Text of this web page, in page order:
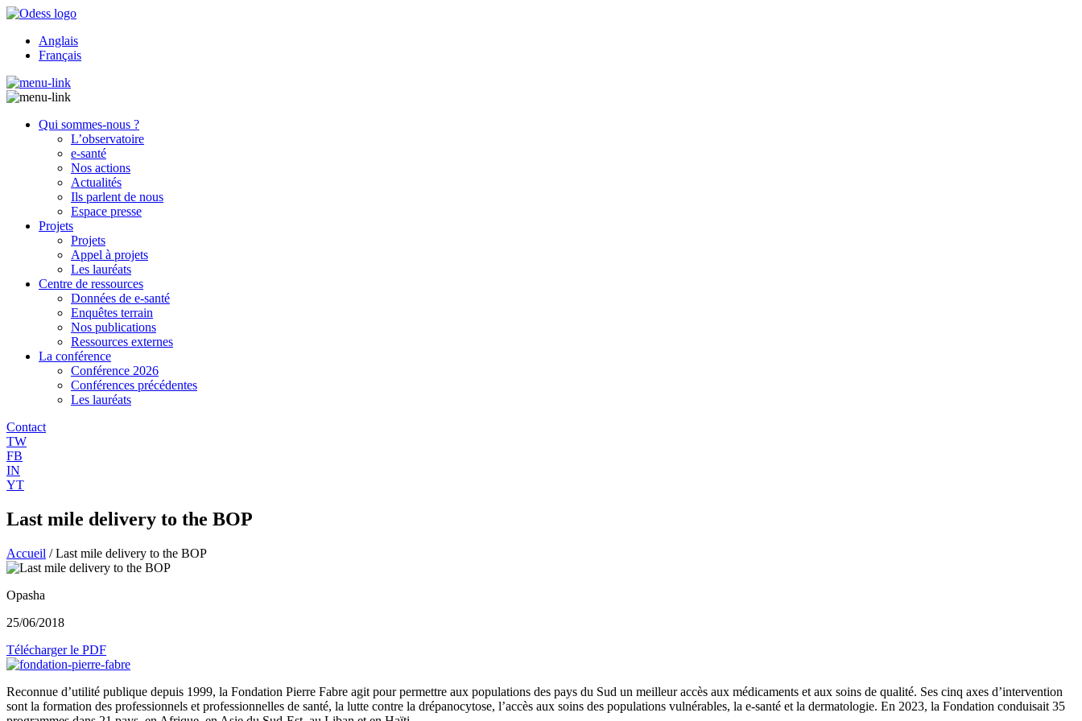
Anglais
Français
Qui sommes-nous ?
L’observatoire
e-santé
Nos actions
Actualités
Ils parlent de nous
Espace presse
Projets
Projets
Appel à projets
Les lauréats
Centre de ressources
Données de e-santé
Enquêtes terrain
Nos publications
Ressources externes
La conférence
Conférence 2026
Conférences précédentes
Les lauréats
Contact
TW
FB
IN
YT
Last mile delivery to the BOP
Accueil /Last mile delivery to the BOP
Opasha
25/06/2018
Télécharger le PDF
Reconnue d’utilité publique depuis 1999, la Fondation Pierre Fabre agit pour permettre aux populations des pays du Sud un meilleur accès aux médicaments et aux soins de qualité. Ses cinq axes d’intervention
sont la formation des professionnels et professionnelles de santé, la lutte contre la drépanocytose, l’accès aux soins des populations vulnérables, la e-santé et la dermatologie. En 2023, la Fondation conduisait 35